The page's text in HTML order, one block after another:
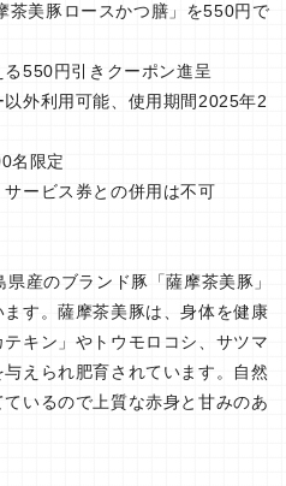
美豚ロースかつ膳」を550円で
円引きクーポン進呈
利用可能、使用期間2025年2
名限定
ビス券との併用は不可
産のブランド豚「薩摩茶美豚」
す。薩摩茶美豚は、身体を健康
キン」やトウモロコシ、サツマ
えられ肥育されています。自然
いるので上質な赤身と甘みのあ